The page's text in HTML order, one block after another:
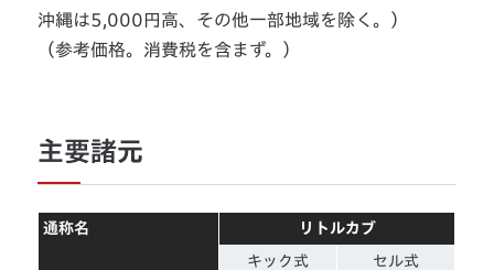
沖縄は5,000円高、その他一部地域を除く。）
（参考価格。消費税を含まず。）
主要諸元
通称名 リトルカブ
キック式 セル式